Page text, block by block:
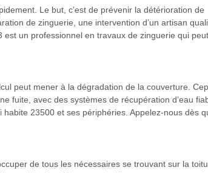
Le but, c’est de prévenir la détérioration de
de zinguerie, une intervention d’un artisan
un professionnel en travaux de zinguerie qui
peut mener à la dégradation de la couverture.
fuite, avec des systèmes de récupération d’eau
23500 et ses périphéries. Appelez-nous dès
de tous les nécessaires se trouvant sur la